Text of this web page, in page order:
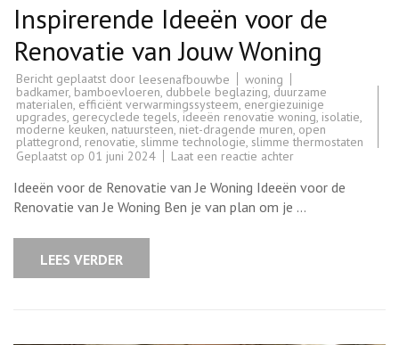
Inspirerende Ideeën voor de
Renovatie van Jouw Woning
Bericht geplaatst door leesenafbouwbe
woning
badkamer, bamboevloeren, dubbele beglazing, duurzame
materialen, efficiënt verwarmingssysteem, energiezuinige
upgrades, gerecyclede tegels, ideeën renovatie woning, isolatie,
moderne keuken, natuursteen, niet-dragende muren, open
plattegrond, renovatie, slimme technologie, slimme thermostaten
Geplaatst op 01 juni 2024 Laat een reactie achterop
voor
Renovatie
Ideeën voor de Renovatie van Je Woning Ideeën voor de
Renovatie van Je Woning Ben je van plan om je …
LEES VERDER